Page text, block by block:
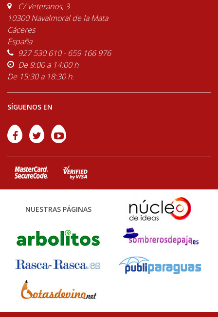
C/ Veteranos, 3
10300 Navalmoral de la Mata
Cáceres
España
927 530 610 - 659 166 976
De 9:00 a 14:00 h
De 15:30 a 18:30 h.
SÍGUENOS EN
NUESTRAS PÁGINAS